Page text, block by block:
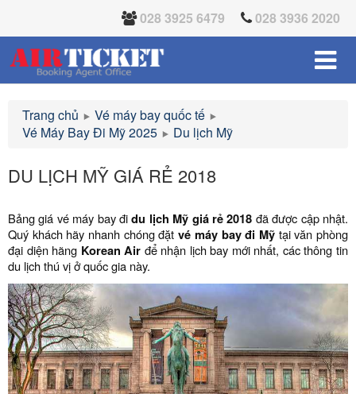
028 3925 6479 028 3936 2020
Trang chủ
Vé máy bay quốc tế
Vé Máy Bay Đi Mỹ 2025
Du lịch Mỹ
DU LỊCH MỸ GIÁ RẺ 2018
Bảng giá vé máy bay đidu lịch Mỹ giá rẻ 2018 đã được cập nhật.
Quý khách hãy nhanh chóng đặtvé máy bay đi Mỹtại văn phòng
đại diện hãng Korean Air để nhận lịch bay mới nhất, các thông tin
du lịch thú vị ở quốc gia này.